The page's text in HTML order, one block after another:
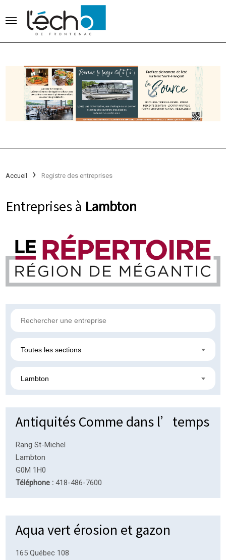
Accueil Registre des entreprises
Entreprises à Lambton
Toutes les sections
Lambton
Antiquités Comme dans l’temps
Rang St-Michel
Lambton
G0M 1H0
Téléphone : 418-486-7600
Aqua vert érosion et gazon
165 Québec 108